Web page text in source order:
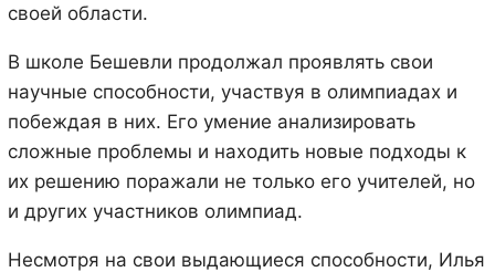
своей области.
В школе Бешевли продолжал проявлять свои
научные способности, участвуя в олимпиадах и
побеждая в них. Его умение анализировать
сложные проблемы и находить новые подходы к
их решению поражали не только его учителей, но
и других участников олимпиад.
Несмотря на свои выдающиеся способности, Илья